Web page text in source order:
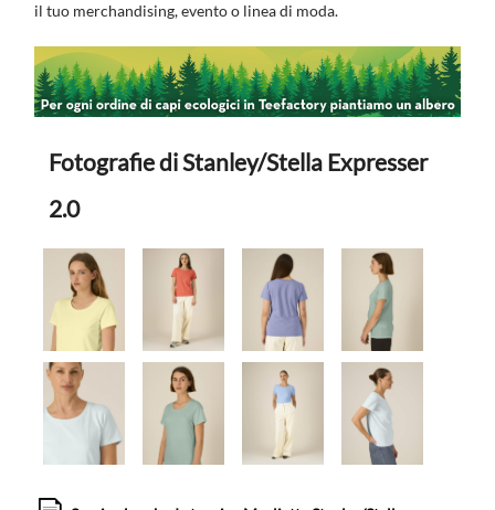
il tuo merchandising, evento o linea di moda.
Fotografie di Stanley/Stella Expresser
2.0